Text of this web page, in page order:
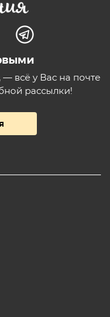
всё у Вас на почте
рассылки!